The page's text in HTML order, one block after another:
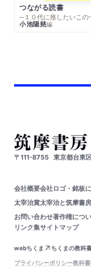
つながる読書
─１０代に推したいこの
小池陽慈編
〒111-8755 東京都台東
会社概要会社ロゴ・銘板
太宰治賞太宰治と筑摩書房
お問い合わせ著作権につ
リンク集サイトマップ
webちくま
ちくまの教科
プライバシーポリシー教科